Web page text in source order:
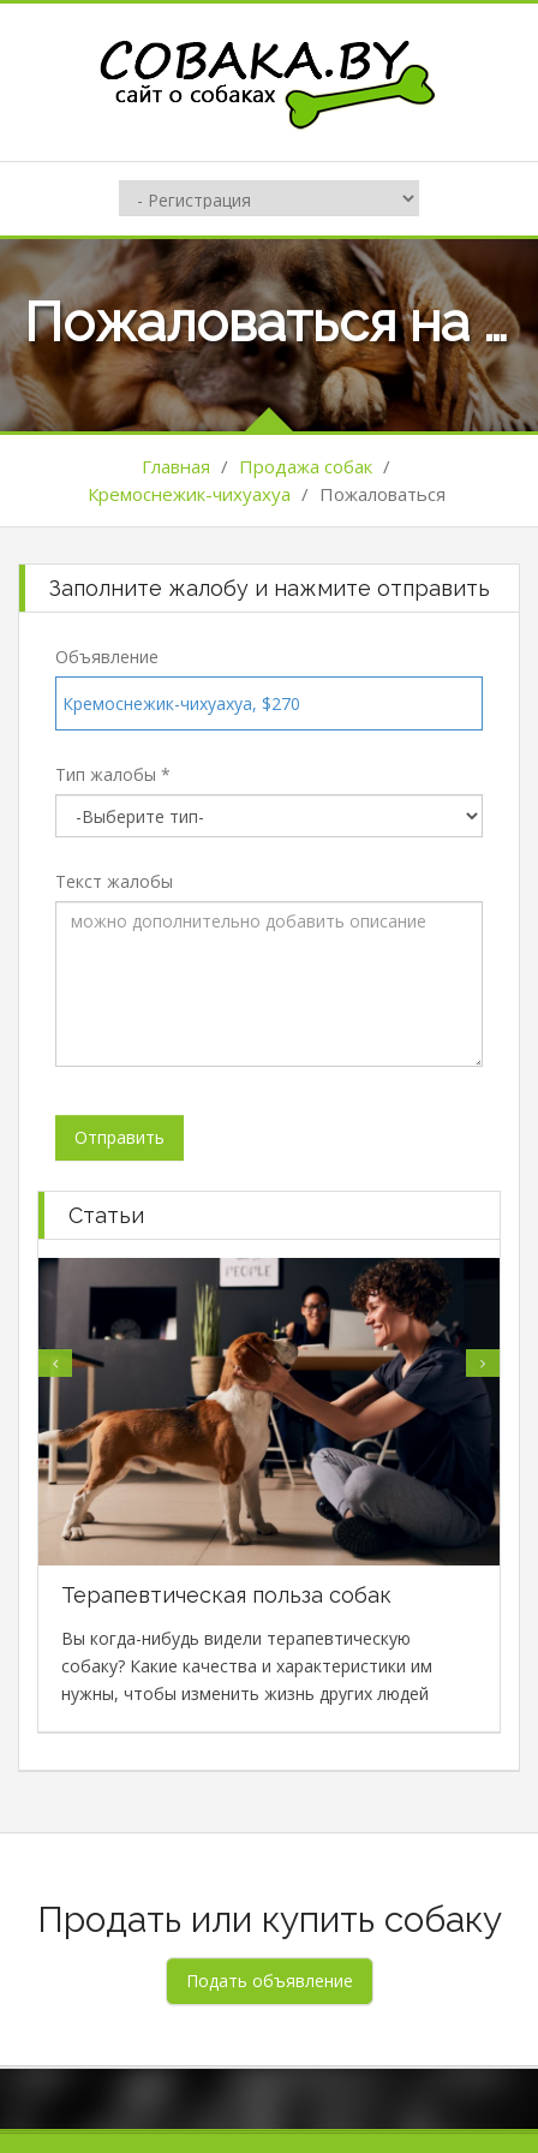
Пожаловаться на оъявление №113962
Главная / Продажа собак /
Кремоснежик-чихуахуа / Пожаловаться
Заполните жалобу и нажмите отправить
Объявление
Кремоснежик-чихуахуа, $270
Тип жалобы *
Текст жалобы
Статьи
Терапевтическая польза собак
Вы когда-нибудь видели терапевтическую
собаку? Какие качества и характеристики им
нужны, чтобы изменить жизнь других людей
Продать или купить собаку